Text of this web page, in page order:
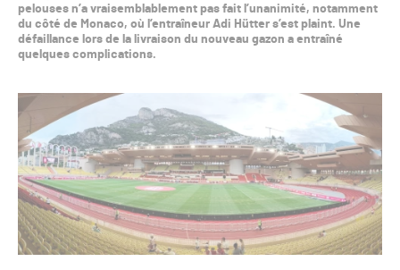
pelouses n’a vraisemblablement pas fait l’unanimité, notamment
du côté de Monaco, où l’entraîneur Adi Hütter s’est plaint. Une
défaillance lors de la livraison du nouveau gazon a entraîné
quelques complications.